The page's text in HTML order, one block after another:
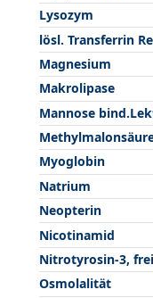
Lysozym
lösl. Transferrin
Magnesium
Makrolipase
Mannose
Myoglobin
Natrium
Neopterin
Nicotinamid
Nitrotyrosin-3,
Osmolalität